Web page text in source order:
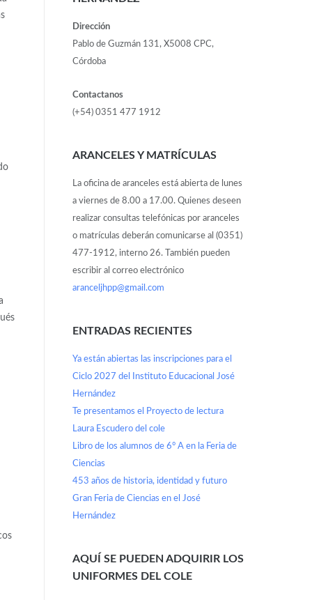
Dirección
Pablo de Guzmán 131, X5008 CPC,
Córdoba
Contactanos
(+54) 0351 477 1912
ARANCELES Y MATRÍCULAS
La oficina de aranceles está abierta de lunes
a viernes de 8.00 a 17.00. Quienes deseen
realizar consultas telefónicas por aranceles
o matrículas deberán comunicarse al (0351)
477-1912, interno 26. También pueden
escribir al correo electrónico
aranceljhpp@gmail.com
ENTRADAS RECIENTES
Ya están abiertas las inscripciones para el
Ciclo 2027 del Instituto Educacional José
Hernández
Te presentamos el Proyecto de lectura
Laura Escudero del cole
Libro de los alumnos de 6° A en la Feria de
Ciencias
453 años de historia, identidad y futuro
Gran Feria de Ciencias en el José
Hernández
AQUÍ SE PUEDEN ADQUIRIR LOS
UNIFORMES DEL COLE